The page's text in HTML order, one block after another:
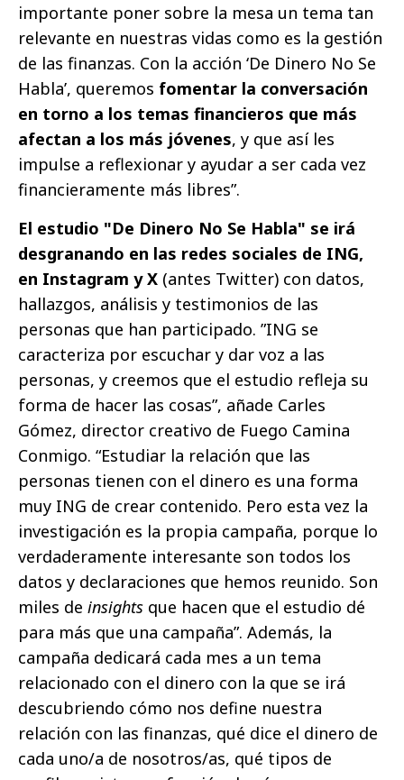
importante poner sobre la mesa un tema tan
relevante en nuestras vidas como es la gestión
de las finanzas. Con la acción ‘De Dinero No Se
Habla’, queremos fomentar la conversación
en torno a los temas financieros que más
afectan a los más jóvenes, y que así les
impulse a reflexionar y ayudar a ser cada vez
financieramente más libres”.
El estudio "De Dinero No Se Habla" se irá
desgranando en las redes sociales de ING,
en Instagram y X (antes Twitter) con datos,
hallazgos, análisis y testimonios de las
personas que han participado. ”ING se
caracteriza por escuchar y dar voz a las
personas, y creemos que el estudio refleja su
forma de hacer las cosas”, añade Carles
Gómez, director creativo de Fuego Camina
Conmigo. “Estudiar la relación que las
personas tienen con el dinero es una forma
muy ING de crear contenido. Pero esta vez la
investigación es la propia campaña, porque lo
verdaderamente interesante son todos los
datos y declaraciones que hemos reunido. Son
miles de insights que hacen que el estudio dé
para más que una campaña”. Además, la
campaña dedicará cada mes a un tema
relacionado con el dinero con la que se irá
descubriendo cómo nos define nuestra
relación con las finanzas, qué dice el dinero de
cada uno/a de nosotros/as, qué tipos de